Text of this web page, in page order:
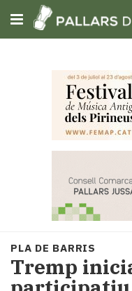
Subscriu-t'hi
Portada
Societat
Política
PLA DE BARRIS
Tremp